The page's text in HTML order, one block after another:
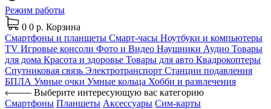
Режим работы
0 0 р. Корзина
Смартфоны и планшеты Смарт-часы Ноутбуки и компьютеры
TV Игровые консоли Фото и Видео Наушники Аудио Товары
для дома Красота и здоровье Товары для авто Квадрокоптеры
Спутниковая связь Электротранспорт Станции подавления
БПЛА Умные очки Умные кольца Хобби и развлечения
Выберите интересующую вас категорию
Смартфоны Планшеты Аксессуары Сим-карты